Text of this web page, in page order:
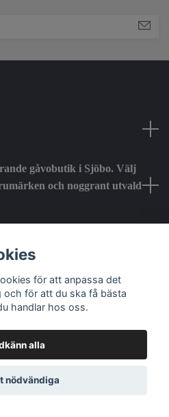
gåvobutik i Sjöbo. Välj
och noggrant utvald
& K Present
för att anpassa det
och för att du ska få bästa
handlar hos oss.
alla
nödvändiga